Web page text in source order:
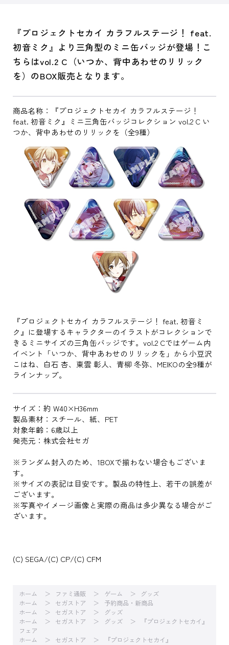
『プロジェクトセカイ カラフルステージ！ feat.
初音ミク』より三角型のミニ缶バッジが登場！こ
ちらはvol.2 C（いつか、背中あわせのリリック
を）のBOX販売となります。
商品名称：『プロジェクトセカイ カラフルステージ！
feat. 初音ミク』ミニ三角缶バッジコレクション vol.2 C い
つか、背中あわせのリリックを（全9種）
『プロジェクトセカイ カラフルステージ！ feat. 初音ミ
ク』に登場するキャラクターのイラストがコレクションで
きるミニサイズの三角缶バッジです。vol.2 Cではゲーム内
イベント「いつか、背中あわせのリリックを」から小豆沢
こはね、白石 杏、東雲 彰人、青柳 冬弥、MEIKOの全9種が
ラインナップ。
サイズ：約 W40×H36mm
製品素材：スチール、紙、PET
対象年齢：6歳以上
発売元：株式会社セガ
※ランダム封入のため、1BOXで揃わない場合もございま
す。
※サイズの表記は目安です。製品の特性上、若干の誤差が
ございます。
※写真やイメージ画像と実際の商品は多少異なる場合がご
ざいます。
(C) SEGA/(C) CP/(C) CFM
ホーム ファミ通販 ゲーム
グッズ
ホーム
セガストア
予約商品・新商品
ホーム
セガストア
グッズ
ホーム
セガストア グッズ
『プロジェクトセカイ』
フェア
ホーム
セガストア 『プロジェクトセカイ』